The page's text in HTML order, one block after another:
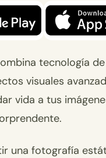
tecnología
visuales
vida a tus
una fotografía